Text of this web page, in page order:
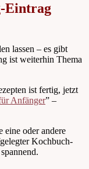
Eintrag
lassen – es gibt
ist weiterhin Thema
ist fertig, jetzt
Anfänger” –
eine oder andere
Kochbuch-